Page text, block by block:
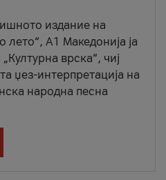
издание на
лето“, А1 Македонија ја
врска“, чиј
џез-интерпретација на
народна песна